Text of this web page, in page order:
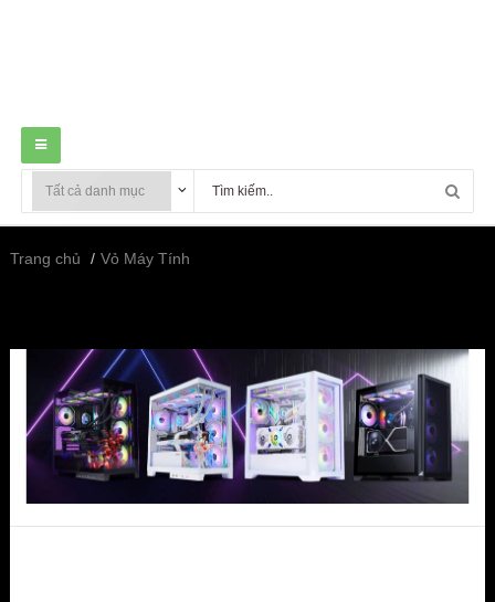
Trang chủ Vỏ Máy Tính